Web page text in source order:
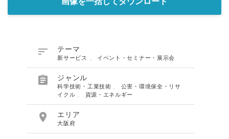
 テーマ
新サービス イベント・セミナー・展示会
 ジャンル
科学技術・工業技術
公害・環境保全・リサ
イクル
資源・エネルギー
 エリア
大阪府